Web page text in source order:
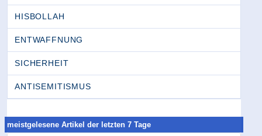
HISBOLLAH
ENTWAFFNUNG
SICHERHEIT
ANTISEMITISMUS
meistgelesene Artikel der letzten 7 Tage